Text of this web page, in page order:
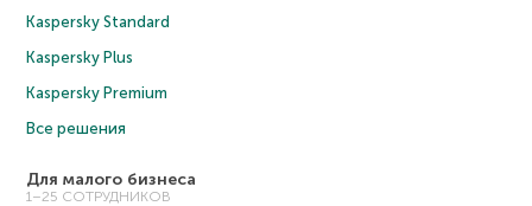
Kaspersky Standard
Kaspersky Plus
Kaspersky Premium
Все решения
Для малого бизнеса
1–25 СОТРУДНИКОВ